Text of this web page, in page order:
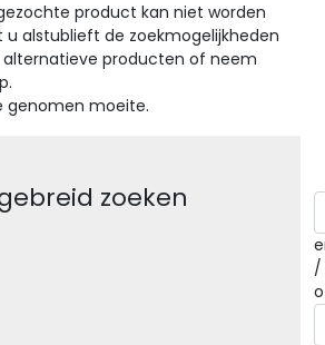
product kan niet worden
u alstublieft de zoekmogelijkheden
producten of neem
genomen moeite.
zoeken
/